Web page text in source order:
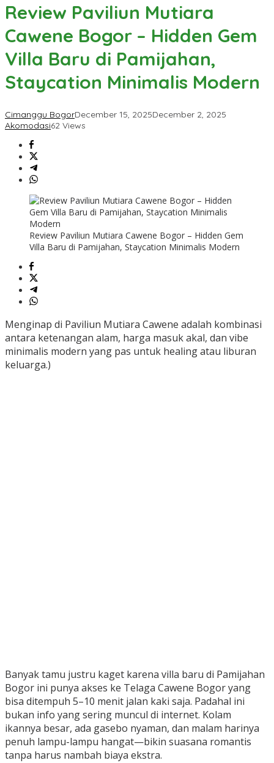
Bogor
Hidden
Villa
Baru
di
Minimalis
Review Paviliun Mutiara
Cawene Bogor – Hidden Gem
Villa Baru di Pamijahan,
Staycation Minimalis Modern
Cimanggu BogorDecember 15, 2025December 2, 2025
Akomodasi62 Views
Review Paviliun Mutiara Cawene Bogor – Hidden Gem
Villa Baru di Pamijahan, Staycation Minimalis Modern
Menginap di Paviliun Mutiara Cawene adalah kombinasi
antara ketenangan alam, harga masuk akal, dan vibe
minimalis modern yang pas untuk healing atau liburan
keluarga.)
Banyak tamu justru kaget karena villa baru di Pamijahan
Bogor ini punya akses ke Telaga Cawene Bogor yang
bisa ditempuh 5–10 menit jalan kaki saja. Padahal ini
bukan info yang sering muncul di internet. Kolam
ikannya besar, ada gasebo nyaman, dan malam harinya
penuh lampu-lampu hangat—bikin suasana romantis
tanpa harus nambah biaya ekstra.